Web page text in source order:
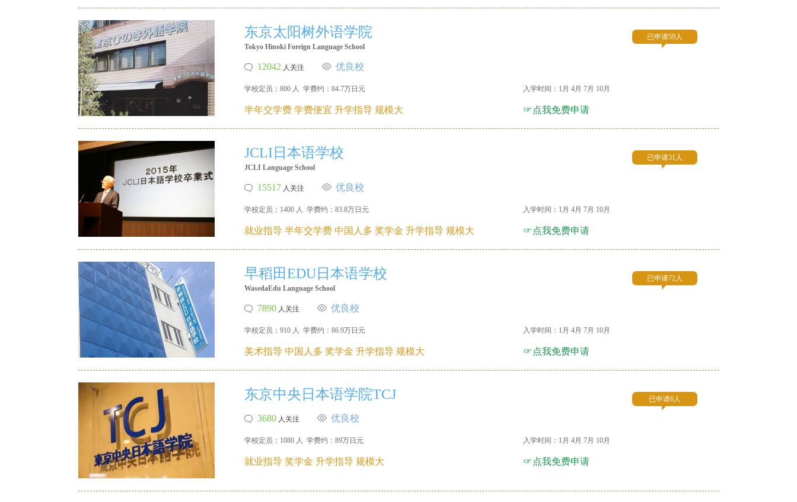
东京太阳树外语学院
Tokyo Hinoki Foreign Language School
12042 人关注 优良校
入学时间：1月 4月 7月 10月
学校定员；800 人 学费约：84.7万日元
☞点我免费申请
半年交学费 学费便宜 升学指导 规模大
已申请59人
JCLI日本语学校
JCLI Language School
15517 人关注 优良校
入学时间：1月 4月 7月 10月
学校定员；1400 人 学费约：83.8万日元
☞点我免费申请
就业指导 半年交学费 中国人多 奖学金 升学指导 规模大
已申请31人
早稻田EDU日本语学校
WasedaEdu Language School
7890 人关注 优良校
入学时间：1月 4月 7月 10月
学校定员；910 人 学费约：86.9万日元
☞点我免费申请
美术指导 中国人多 奖学金 升学指导 规模大
已申请72人
东京中央日本语学院TCJ
3680 人关注 优良校
入学时间：1月 4月 7月 10月
学校定员；1080 人 学费约：89万日元
☞点我免费申请
就业指导 奖学金 升学指导 规模大
已申请6人